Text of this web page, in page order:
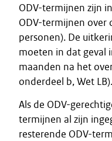
ODV-termijnen zijn
ODV-termijnen over
personen). De
moeten in dat geval
maanden na het
onderdeel b, Wet LB).
Als de ODV-
termijnen al zijn
resterende ODV-